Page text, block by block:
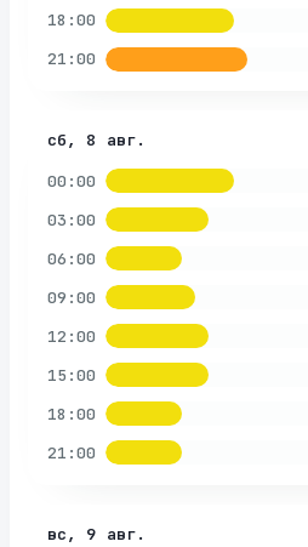
18:00
21:00
сб, 8 авг.
00:00
03:00
06:00
09:00
12:00
15:00
18:00
21:00
вс, 9 авг.